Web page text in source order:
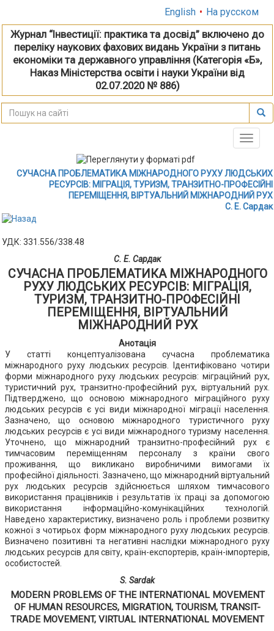
English • На русском
Журнал “Інвестиції: практика та досвід” включено до
переліку наукових фахових видань України з питань
економіки та державного управління (Категорія «Б»,
Наказ Міністерства освіти і науки України від
02.07.2020 № 886)
Toggle
СУЧАСНА ПРОБЛЕМАТИКА МІЖНАРОДНОГО РУХУ ЛЮДСЬКИХ
РЕСУРСІВ: МІГРАЦІЯ, ТУРИЗМ, ТРАНЗИТНО-ПРОФЕСІЙНІ
ПЕРЕМІЩЕННЯ, ВІРТУАЛЬНИЙ МІЖНАРОДНИЙ РУХ
С. Е. Сардак
УДК: 331.556/338.48
С. Е. Сардак
СУЧАСНА ПРОБЛЕМАТИКА МІЖНАРОДНОГО
РУХУ ЛЮДСЬКИХ РЕСУРСІВ: МІГРАЦІЯ,
ТУРИЗМ, ТРАНЗИТНО-ПРОФЕСІЙНІ
ПЕРЕМІЩЕННЯ, ВІРТУАЛЬНИЙ
МІЖНАРОДНИЙ РУХ
Анотація
У статті концептуалізована сучасна проблематика
міжнародного руху людських ресурсів. Ідентифіковано чотири
форми міжнародного руху людських ресурсів: міграційний рух,
туристичний рух, транзитно-професійний рух, віртуальний рух.
Підтверджено, що основою міжнародного міграційного руху
людських ресурсів є усі види міжнародної міграції населення.
Зазначено, що основою міжнародного туристичного руху
людських ресурсів є усі види міжнародного туризму населення.
Уточнено, що міжнародний транзитно-професійний рух є
тимчасовим переміщенням персоналу з країни свого
проживання, що викликано виробничими вимогами їх
професійної діяльності. Зазначено, що міжнародний віртуальний
рух людських ресурсів здійснюється шляхом тимчасового
використання працівників і результатів їх праці за допомогою
використання інформаційно-комунікаційних технологій.
Наведено характеристику, визначено роль і проблеми розвитку
кожної з чотирьох форм міжнародного руху людських ресурсів.
Визначено позитивні та негативні наслідки міжнародного руху
людських ресурсів для світу, країн-експортерів, країн-імпортерів,
особистостей.
S. Sardak
MODERN PROBLEMS OF THE INTERNATIONAL MOVEMENT
OF HUMAN RESOURCES, MIGRATION, TOURISM, TRANSIT-
TRADE MOVEMENT, VIRTUAL INTERNATIONAL MOVEMENT